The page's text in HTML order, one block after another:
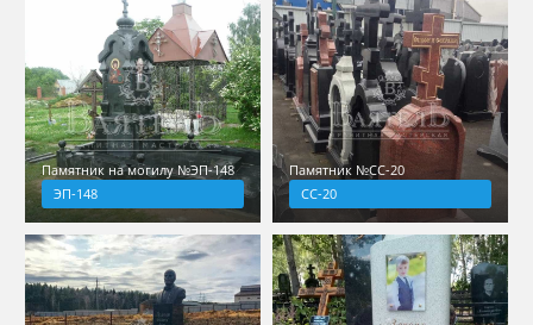
Памятник на могилу №ЭП-148
ЭП-148
Памятник №СС-20
СС-20